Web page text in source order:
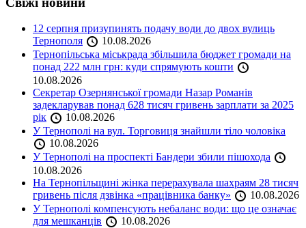
12 серпня призупинять подачу води до двох вулиць
Тернополя
10.08.2026
Тернопільська міськрада збільшила бюджет громади на
понад 222 млн грн: куди спрямують кошти
10.08.2026
Секретар Озернянської громади Назар Романів
задекларував понад 628 тисяч гривень зарплати за 2025
рік
10.08.2026
У Тернополі на вул. Торговиця знайшли тіло чоловіка
10.08.2026
У Тернополі на проспекті Бандери збили пішохода
10.08.2026
На Тернопільщині жінка перерахувала шахраям 28 тисяч
гривень після дзвінка «працівника банку»
10.08.2026
У Тернополі компенсують небаланс води: що це означає
для мешканців
10.08.2026